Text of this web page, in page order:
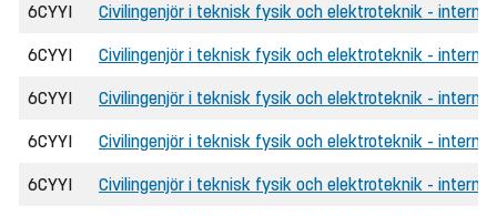
6CYYI Civilingenjör i teknisk fysik och elektroteknik -
6CYYI Civilingenjör i teknisk fysik och elektroteknik -
6CYYI Civilingenjör i teknisk fysik och elektroteknik -
6CYYI Civilingenjör i teknisk fysik och elektroteknik -
6CYYI Civilingenjör i teknisk fysik och elektroteknik -